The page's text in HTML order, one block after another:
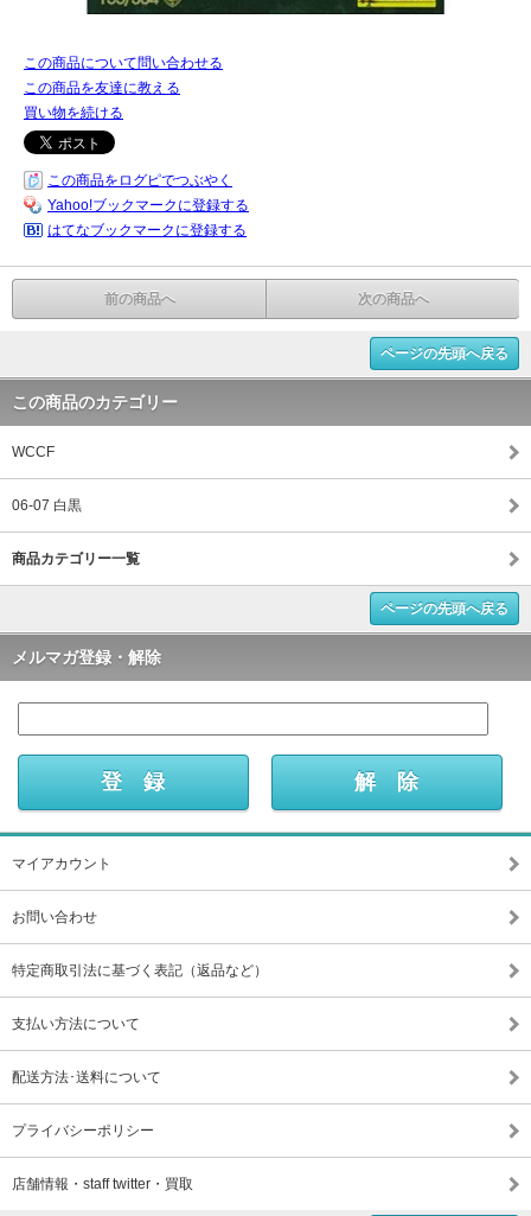
この商品について問い合わせる
この商品を友達に教える
買い物を続ける
この商品をログピでつぶやく
Yahoo!ブックマークに登録する
はてなブックマークに登録する
前の商品へ 次の商品へ
ページの先頭へ戻る
この商品のカテゴリー
WCCF
06-07 白黒
商品カテゴリー一覧
ページの先頭へ戻る
メルマガ登録・解除
マイアカウント
お問い合わせ
特定商取引法に基づく表記（返品など）
支払い方法について
配送方法･送料について
プライバシーポリシー
店舗情報・staff twitter・買取